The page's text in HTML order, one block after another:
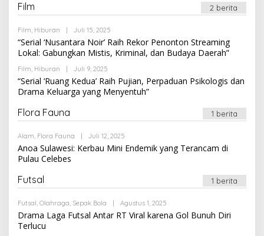
Film 2 berita
Film, Hiburan Juli 15, 2025
Newssportsaz_0q4zf1
“Serial ‘Nusantara Noir’ Raih Rekor Penonton Streaming
Lokal: Gabungkan Mistis, Kriminal, dan Budaya Daerah”
Film, Hiburan Juli 9, 2025
Newssportsaz_0q4zf1
“Serial ‘Ruang Kedua’ Raih Pujian, Perpaduan Psikologis dan
Drama Keluarga yang Menyentuh”
Flora Fauna 1 berita
Alam, Flora Fauna Juli 12, 2025
Newssportsaz_0q4zf1
Anoa Sulawesi: Kerbau Mini Endemik yang Terancam di
Pulau Celebes
Futsal 1 berita
Futsal, Olahraga, Sepak Bola Agustus 1, 2025
Newssportsaz_0q4zf1
Drama Laga Futsal Antar RT Viral karena Gol Bunuh Diri
Terlucu